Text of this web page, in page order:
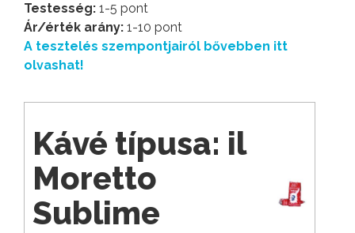
Testesség: 1-5 pont
Ár/érték arány: 1-10 pont
A tesztelés szempontjairól bővebben itt
olvashat!
Kávé típusa: il
Moretto
Sublime